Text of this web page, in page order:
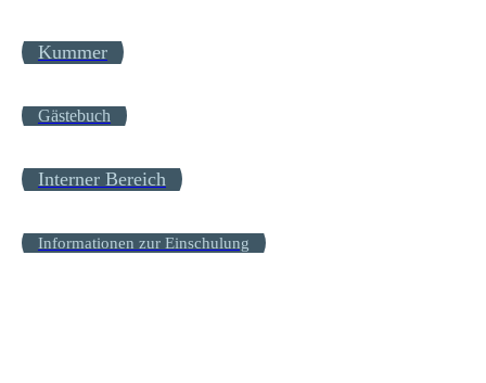
Kummer
Gästebuch
Interner Bereich
Informationen zur Einschulung